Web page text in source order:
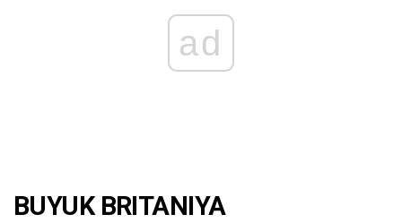
ad
BUYUK BRITANIYA